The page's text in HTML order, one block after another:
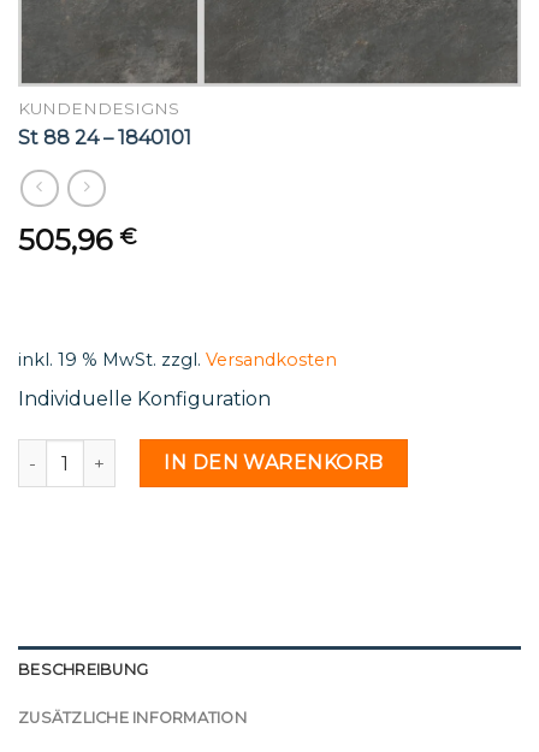
KUNDENDESIGNS
St 88 24 – 1840101
505,96 €
inkl. 19 % MwSt. zzgl. Versandkosten
Individuelle Konfiguration
St 88 24 - 1840101 MengeIN DEN WARENKORB
BESCHREIBUNG
ZUSÄTZLICHE INFORMATION